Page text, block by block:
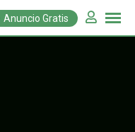
Anuncio Gratis